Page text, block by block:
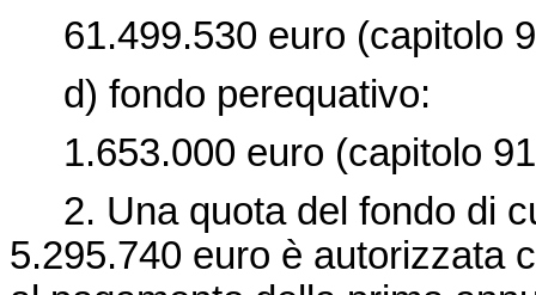
61.499.530 euro (capitolo
d) fondo perequativo:
1.653.000 euro (capitolo
2. Una quota del fondo di
5.295.740 euro è autorizzata